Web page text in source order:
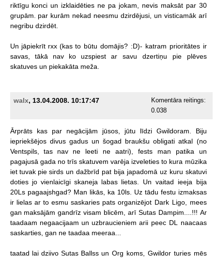
riktīgu konci un izklaidēties ne pa jokam, nevis maksāt par 30
grupām.
par kurām nekad neesmu dzirdējusi, un visticamāk arī
negribu dzirdēt.
Un jāpiekrīt rxx (kas to būtu domājis? :D)- katram prioritātes ir
savas,
tākā nav ko uzspiest ar savu dzertiņu pie
plēves
skatuves un piekakāta meža.
walx, 13.04.2008. 10:17:47
Komentāra reitings:
0.038
Ārprāts kas par negācijām jūsos, jūtu līdzi Gwildoram.
Biju
iepriekšējos divus gadus un šogad braukšu obligati atkal (no
Ventspils,
tas nav ne leeti ne aatri), fests man patika
un
pagajusā gada no trīs skatuvem varēja izveleties to kura mūzika
iet tuvak pie sirds un dažbrīd pat bija japadomā uz kuru skatuvi
doties jo vienlaicīgi skaneja labas lietas. Un vaitad ieeja
bija
20Ls pagaajshgad? Man likās, ka 10ls. Uz tādu festu izmaksas
ir lielas ar to esmu saskaries pats organizējot Dark Ligo,
mees
gan maksājām gandrīz visam blicēm, arī Sutas Dampim....!!! Ar
taadaam negaacijaam un uzbraucieniem arii peec DL
naacaas
saskarties, gan ne taadaa meeraa...
taatad lai dziivo Sutas Ballss un Org koms, Gwildor turies mēs